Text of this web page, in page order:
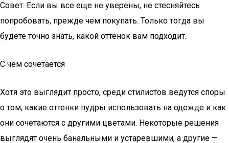
Совет: Если вы все еще не уверены, не стесняйтесь
попробовать, прежде чем покупать. Только тогда вы
будете точно знать, какой оттенок вам подходит.
С чем сочетается
Хотя это выглядит просто, среди стилистов ведутся споры
о том, какие оттенки пудры использовать на одежде и как
они сочетаются с другими цветами. Некоторые решения
выглядят очень банальными и устаревшими, а другие —